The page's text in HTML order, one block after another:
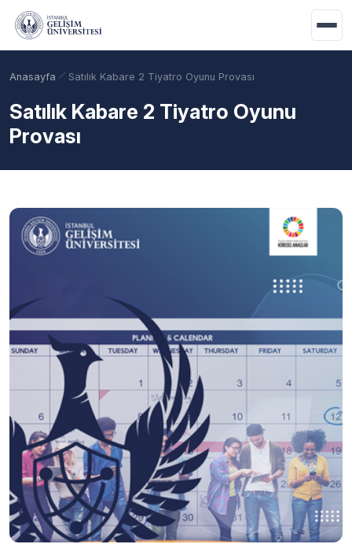
Ana içeriğe geç
Anasayfa Satılık Kabare 2 Tiyatro Oyunu Provası
Satılık Kabare 2 Tiyatro Oyunu
Provası